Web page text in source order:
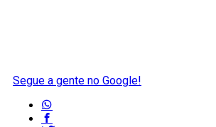
Segue a gente no Google!